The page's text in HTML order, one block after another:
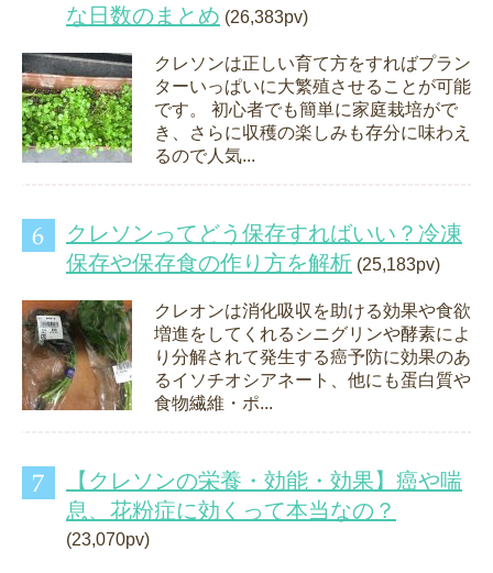
な日数のまとめ (26,383pv)
クレソンは正しい育て方をすればプラン
ターいっぱいに大繁殖させることが可能
です。 初心者でも簡単に家庭栽培がで
き、さらに収穫の楽しみも存分に味わえ
るので人気...
クレソンってどう保存すればいい？冷凍
保存や保存食の作り方を解析 (25,183pv)
クレオンは消化吸収を助ける効果や食欲
増進をしてくれるシニグリンや酵素によ
り分解されて発生する癌予防に効果のあ
るイソチオシアネート、他にも蛋白質や
食物繊維・ポ...
【クレソンの栄養・効能・効果】癌や喘
息、花粉症に効くって本当なの？
(23,070pv)